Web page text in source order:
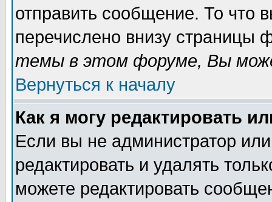
отправить сообщение. То что
перечислено внизу страницы
темы в этом форуме, Вы
Вернуться к началу
Как я могу редактировать
Если вы не администратор
редактировать и удалять
можете редактировать